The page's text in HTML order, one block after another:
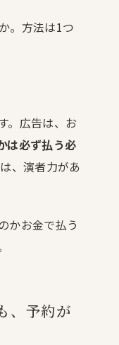
。方法は1つ
。広告は、お
は必ず払う必
、演者力があ
かお金で払う
、予約が